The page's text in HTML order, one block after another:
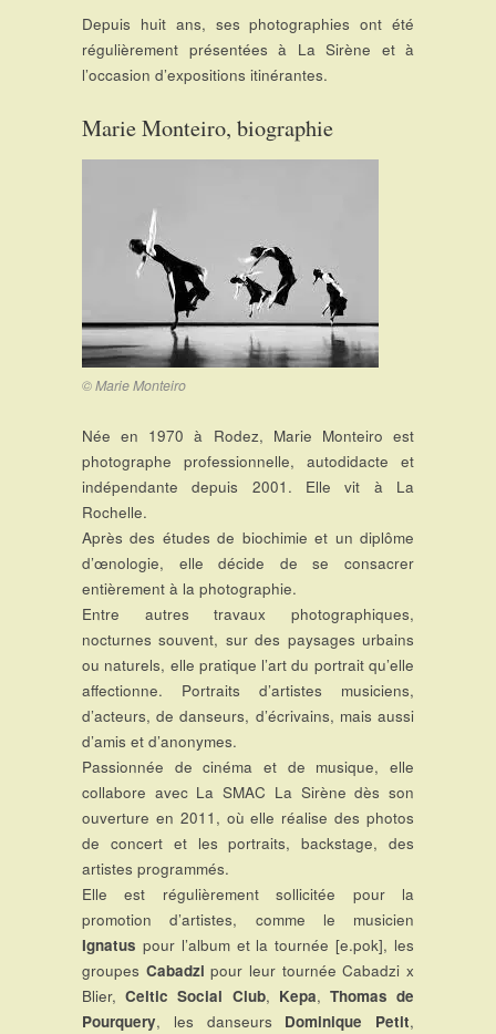
Depuis huit ans, ses photographies ont été
régulièrement présentées à La Sirène et à
l’occasion d’expositions itinérantes.
Marie Monteiro, biographie
© Marie Monteiro
Née en 1970 à Rodez, Marie Monteiro est
photographe professionnelle, autodidacte et
indépendante depuis 2001. Elle vit à La
Rochelle.
Après des études de biochimie et un diplôme
d’œnologie, elle décide de se consacrer
entièrement à la photographie.
Entre autres travaux photographiques,
nocturnes souvent, sur des paysages urbains
ou naturels, elle pratique l’art du portrait qu’elle
affectionne. Portraits d’artistes musiciens,
d’acteurs, de danseurs, d’écrivains, mais aussi
d’amis et d’anonymes.
Passionnée de cinéma et de musique, elle
collabore avec La SMAC La Sirène dès son
ouverture en 2011, où elle réalise des photos
de concert et les portraits, backstage, des
artistes programmés.
Elle est régulièrement sollicitée pour la
promotion d’artistes, comme le musicien
Ignatus pour l’album et la tournée [e.pok], les
groupes Cabadzi pour leur tournée Cabadzi x
Blier,Celtic Social Club, Kepa, Thomas de
Pourquery, les danseurs Dominique Petit,